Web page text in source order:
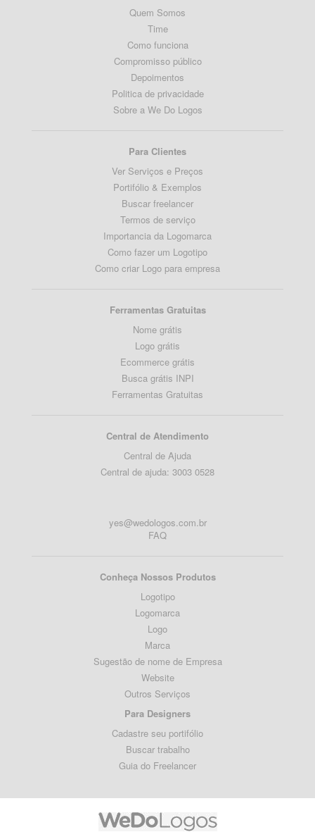
Quem Somos
Time
Como funciona
Compromisso público
Depoimentos
Politica de privacidade
Sobre a We Do Logos
Para Clientes
Ver Serviços e Preços
Portifólio & Exemplos
Buscar freelancer
Termos de serviço
Importancia da Logomarca
Como fazer um Logotipo
Como criar Logo para empresa
Ferramentas Gratuitas
Nome grátis
Logo grátis
Ecommerce grátis
Busca grátis INPI
Ferramentas Gratuitas
Central de Atendimento
Central de Ajuda
Central de ajuda: 3003 0528
yes@wedologos.com.br
FAQ
Conheça Nossos Produtos
Logotipo
Logomarca
Logo
Marca
Sugestão de nome de Empresa
Website
Outros Serviços
Para Designers
Cadastre seu portifólio
Buscar trabalho
Guia do Freelancer